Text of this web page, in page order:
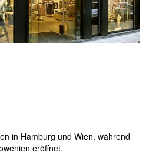
in Hamburg und Wien, während
eröffnet.